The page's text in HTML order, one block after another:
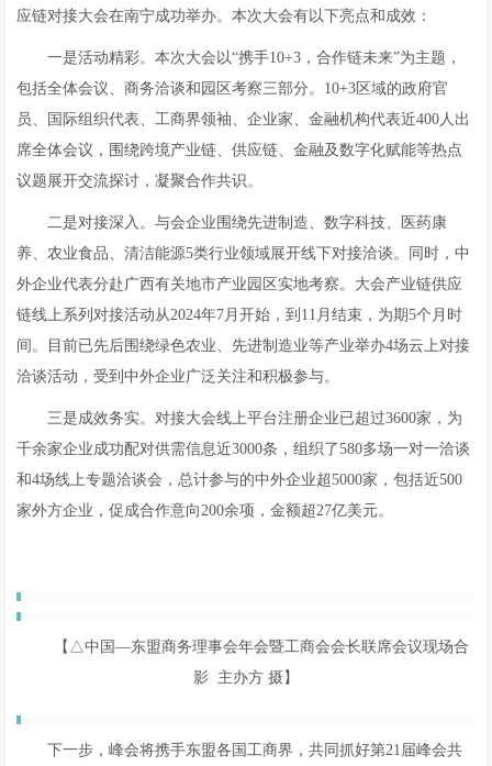
应链对接大会在南宁成功举办。本次大会有以下亮点和成效：
一是活动精彩。本次大会以“携手10+3，合作链未来”为主题，
包括全体会议、商务洽谈和园区考察三部分。10+3区域的政府官
员、国际组织代表、工商界领袖、企业家、金融机构代表近400人出
席全体会议，围绕跨境产业链、供应链、金融及数字化赋能等热点
议题展开交流探讨，凝聚合作共识。
二是对接深入。与会企业围绕先进制造、数字科技、医药康
养、农业食品、清洁能源5类行业领域展开线下对接洽谈。同时，中
外企业代表分赴广西有关地市产业园区实地考察。大会产业链供应
链线上系列对接活动从2024年7月开始，到11月结束，为期5个月时
间。目前已先后围绕绿色农业、先进制造业等产业举办4场云上对接
洽谈活动，受到中外企业广泛关注和积极参与。
三是成效务实。对接大会线上平台注册企业已超过3600家，为
千余家企业成功配对供需信息近3000条，组织了580多场一对一洽谈
和4场线上专题洽谈会，总计参与的中外企业超5000家，包括近500
家外方企业，促成合作意向200余项，金额超27亿美元。
【△中国—东盟商务理事会年会暨工商会会长联席会议现场合
影 主办方 摄】
下一步，峰会将携手东盟各国工商界，共同抓好第21届峰会共